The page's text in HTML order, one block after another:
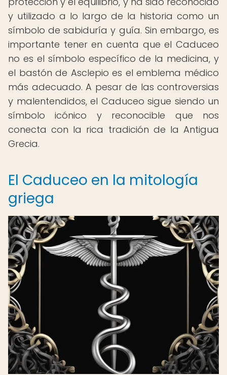
y utilizado a lo largo de la historia como un
símbolo de sabiduría y guía. Sin embargo, es
importante tener en cuenta que el Caduceo
no es el símbolo específico de la medicina, y
el bastón de Asclepio es el emblema médico
más adecuado. A pesar de las controversias
y malentendidos, el Caduceo sigue siendo un
símbolo icónico y reconocible que nos
conecta con la rica tradición de la Antigua
Grecia.
El Caduceo en la mitología
griega